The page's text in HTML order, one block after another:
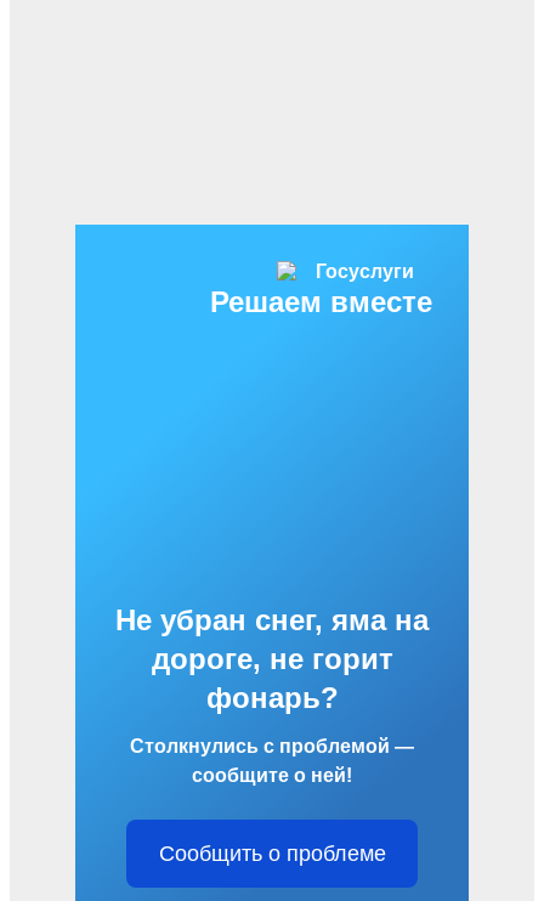
Решаем вместе
Не убран снег, яма на
дороге, не горит
фонарь?
Столкнулись с проблемой —
сообщите о ней!
Сообщить о проблеме